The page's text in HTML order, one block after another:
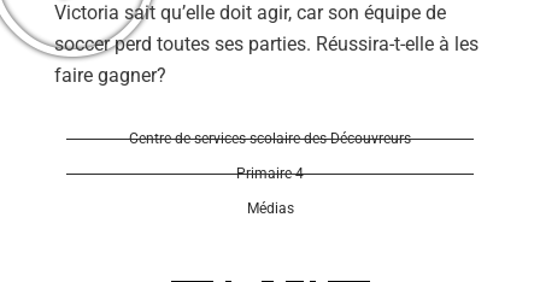
Victoria sait qu’elle doit agir, car son équipe de
soccer perd toutes ses parties. Réussira-t-elle à les
faire gagner?
Centre de services scolaire des Découvreurs
Primaire 4
Médias